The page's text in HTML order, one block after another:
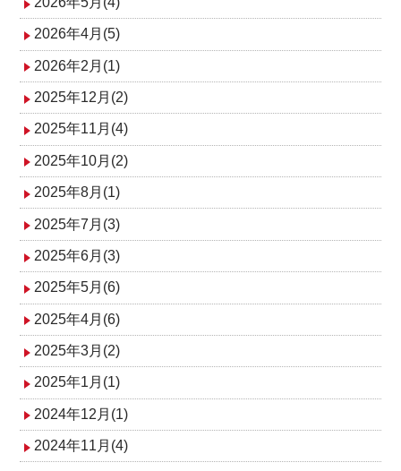
ー
シ
ョ
ン
2026年4月(5)
2026年2月(1)
2025年12月(2)
2025年11月(4)
2025年10月(2)
2025年8月(1)
2025年7月(3)
2025年6月(3)
2025年5月(6)
2025年4月(6)
2025年3月(2)
2025年1月(1)
2024年12月(1)
2024年11月(4)